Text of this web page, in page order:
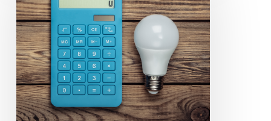
como
economizar
energia
na
sua
conta